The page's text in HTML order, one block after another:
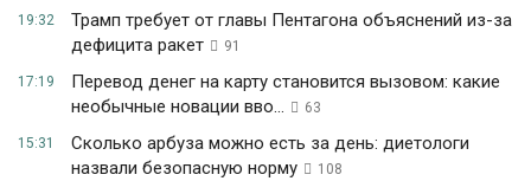
19:32
Трамп требует от главы Пентагона объяснений из-за
дефицита ракет
91
17:19
Перевод денег на карту становится вызовом: какие
необычные новации вво...
63
15:31
Сколько арбуза можно есть за день: диетологи
назвали безопасную норму
108